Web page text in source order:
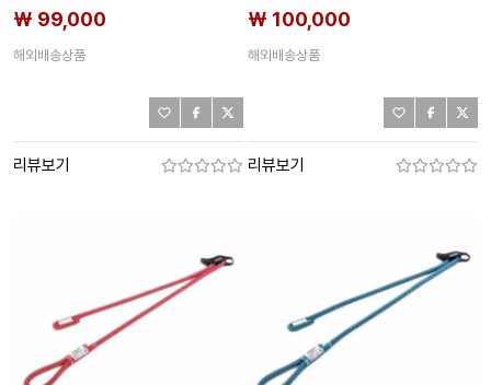
2140751768
₩ 99,000
해외배송상품
리뷰보기
2140751767
₩ 100,000
해외배송상품
리뷰보기